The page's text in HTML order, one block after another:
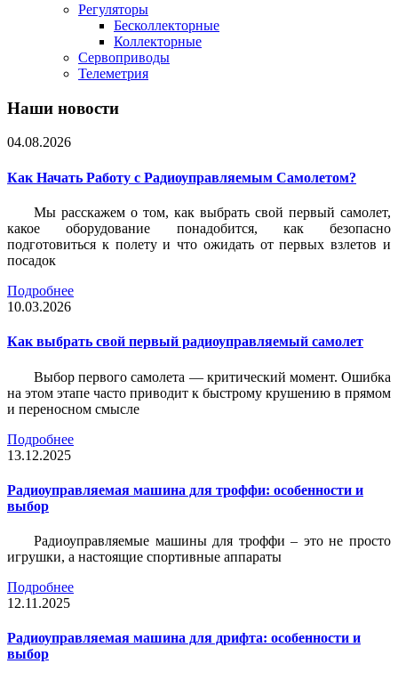
Регуляторы
Бесколлекторные
Коллекторные
Сервоприводы
Телеметрия
Наши новости
04.08.2026
Как Начать Работу с Радиоуправляемым Самолетом?
Мы расскажем о том, как выбрать свой первый самолет,
какое оборудование понадобится, как безопасно
подготовиться к полету и что ожидать от первых взлетов и
посадок
Подробнее
10.03.2026
Как выбрать свой первый радиоуправляемый самолет
Выбор первого самолета — критический момент. Ошибка
на этом этапе часто приводит к быстрому крушению в прямом
и переносном смысле
Подробнее
13.12.2025
Радиоуправляемая машина для троффи: особенности и
выбор
Радиоуправляемые машины для троффи – это не просто
игрушки, а настоящие спортивные аппараты
Подробнее
12.11.2025
Радиоуправляемая машина для дрифта: особенности и
выбор